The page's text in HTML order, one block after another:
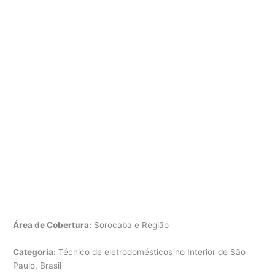
Área de Cobertura: Sorocaba e Região
Categoria: Técnico de eletrodomésticos no Interior de São
Paulo, Brasil